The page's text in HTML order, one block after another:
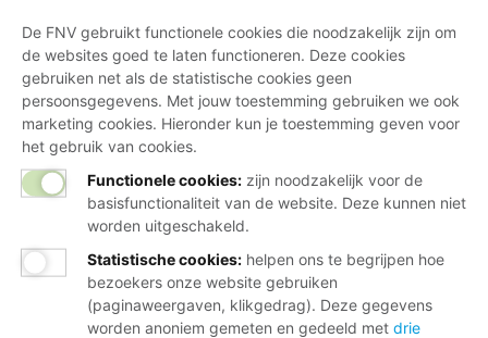
De FNV gebruikt functionele cookies die noodzakelijk zijn om
de websites goed te laten functioneren. Deze cookies
gebruiken net als de statistische cookies geen
persoonsgegevens. Met jouw toestemming gebruiken we ook
marketing cookies. Hieronder kun je toestemming geven voor
het gebruik van cookies.
Functionele cookies: zijn noodzakelijk voor de
basisfunctionaliteit van de website. Deze kunnen niet
worden uitgeschakeld.
Statistische cookies: helpen ons te begrijpen hoe
bezoekers onze website gebruiken
(paginaweergaven, klikgedrag). Deze gegevens
worden anoniem gemeten en gedeeld met drie